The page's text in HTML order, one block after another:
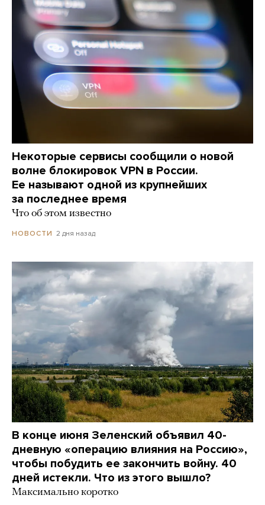
Некоторые сервисы сообщили о новой
волне блокировок VPN в России.
Ее называют одной из крупнейших
за последнее время
Что об этом известно
НОВОСТИ 2 дня назад
В конце июня Зеленский объявил 40-
дневную «операцию влияния на Россию»,
чтобы побудить ее закончить войну. 40
дней истекли. Что из этого вышло?
Максимально коротко